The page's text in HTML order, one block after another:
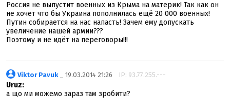
Россия не выпустит военных из Крыма на материк! Так как он
не хочет что бы Украина пополнилась ещё 20 000 военных!
Путин собирается на нас напасть! Зачем ему допускать
увеличение нашей армии???
Поэтому и не идёт на переговоры!!!
Viktor Pavuk_ 19.03.2014 21:26 IP: 93.77.255.---
Uruz:
а що ми можемо зараз там зробити?